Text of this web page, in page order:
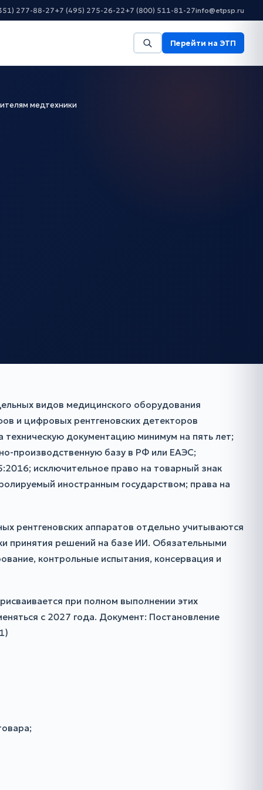
277-88-27+7 (495) 275-26-22+7 (800) 511-81-27info@etpsp.ru
Перейти на ЭТП
медтехники
видов медицинского оборудования
и цифровых рентгеновских детекторов
документацию минимум на пять лет;
производственную базу в РФ или ЕАЭС;
исключительное право на товарный знак
иностранным государством; права на
рентгеновских аппаратов отдельно учитываются
принятия решений на базе ИИ. Обязательными
контрольные испытания, консервация и
при полном выполнении этих
с 2027 года. Документ: Постановление